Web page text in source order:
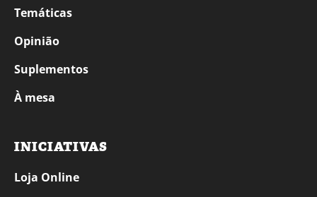
Temáticas
Opinião
Suplementos
À mesa
INICIATIVAS
Loja Online